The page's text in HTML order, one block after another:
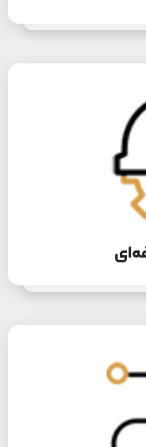
از صنعت چاپ و
است.
از صنعت چاپ و
است.